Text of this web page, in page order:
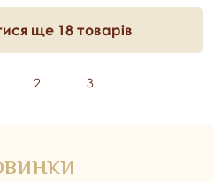
ще 18 товарів
2 3